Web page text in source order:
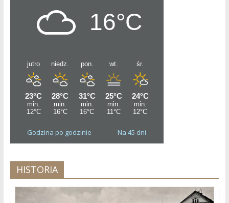
Godzina po godzinie Na 45 dni
HISTORIA